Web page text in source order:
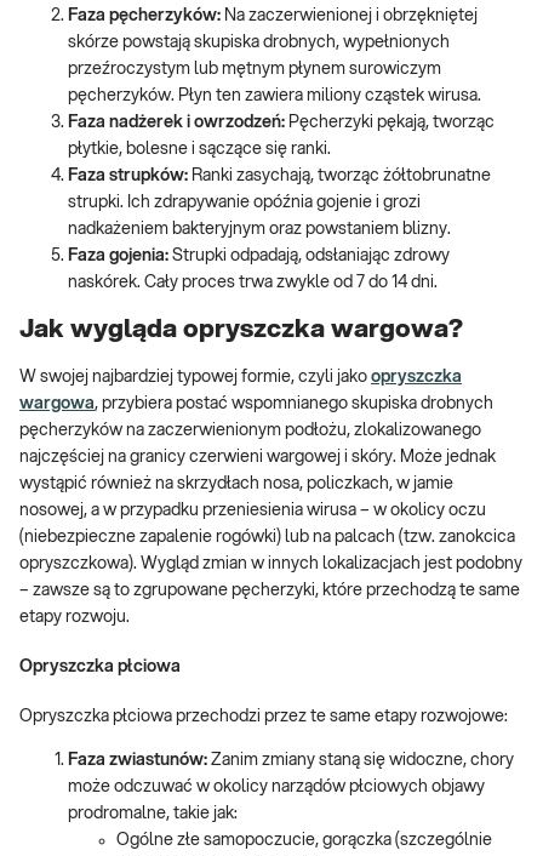
Faza pęcherzyków: Na zaczerwienionej i obrzękniętej
skórze powstają skupiska drobnych, wypełnionych
przeźroczystym lub mętnym płynem surowiczym
pęcherzyków. Płyn ten zawiera miliony cząstek wirusa.
Faza nadżerek i owrzodzeń: Pęcherzyki pękają, tworząc
płytkie, bolesne i sączące się ranki.
Faza strupków: Ranki zasychają, tworząc żółtobrunatne
strupki. Ich zdrapywanie opóźnia gojenie i grozi
nadkażeniem bakteryjnym oraz powstaniem blizny.
Faza gojenia: Strupki odpadają, odsłaniając zdrowy
naskórek. Cały proces trwa zwykle od 7 do 14 dni.
Jak wygląda opryszczka wargowa?
W swojej najbardziej typowej formie, czyli jako opryszczka
wargowa, przybiera postać wspomnianego skupiska drobnych
pęcherzyków na zaczerwienionym podłożu, zlokalizowanego
najczęściej na granicy czerwieni wargowej i skóry. Może jednak
wystąpić również na skrzydłach nosa, policzkach, w jamie
nosowej, a w przypadku przeniesienia wirusa – w okolicy oczu
(niebezpieczne zapalenie rogówki) lub na palcach (tzw. zanokcica
opryszczkowa). Wygląd zmian w innych lokalizacjach jest podobny
– zawsze są to zgrupowane pęcherzyki, które przechodzą te same
etapy rozwoju.
Opryszczka płciowa
Opryszczka płciowa przechodzi przez te same etapy rozwojowe:
Faza zwiastunów: Zanim zmiany staną się widoczne, chory
może odczuwać w okolicy narządów płciowych objawy
prodromalne, takie jak:
Ogólne złe samopoczucie, gorączka (szczególnie